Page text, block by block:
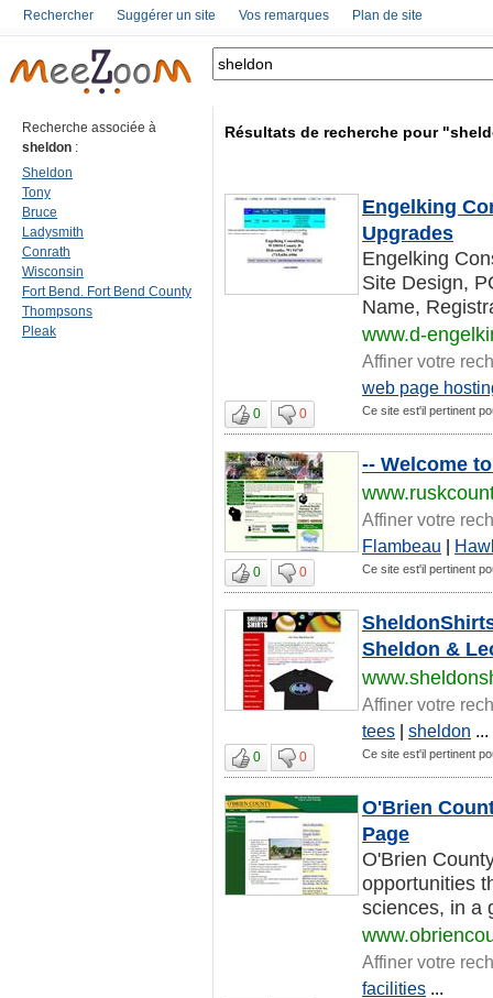
Rechercher Suggérer un site Vos remarques Plan de site
Recherche associée à
sheldon :
Sheldon
Tony
Bruce
Ladysmith
Conrath
Wisconsin
Fort Bend. Fort Bend County
Thompsons
Pleak
Résultats de recherche pour
Engelking
Upgrades
Engelking
Site Design,
Name,
www.d-
Affiner votre
web page
0 0 Ce site est'il pertinent
-- Welcome
Affiner votre
Flambeau |
0 0 Ce site est'il pertinent
Sheldon &
Affiner votre
tees | sheldon ...
0 0 Ce site est'il pertinent
O'Brien
Page
O'Brien
opportunities
sciences, in a
Affiner votre
facilities ...